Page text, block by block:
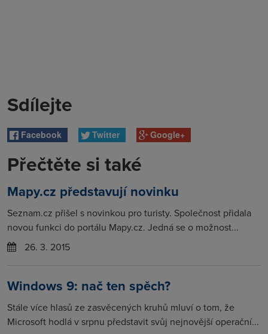
Sdílejte
Facebook Twitter Google+
Přečtěte si také
Mapy.cz představují novinku
Seznam.cz přišel s novinkou pro turisty. Společnost přidala
novou funkci do portálu Mapy.cz. Jedná se o možnost...
26. 3. 2015
Windows 9: nač ten spěch?
Stále více hlasů ze zasvěcených kruhů mluví o tom, že
Microsoft hodlá v srpnu představit svůj nejnovější operační...